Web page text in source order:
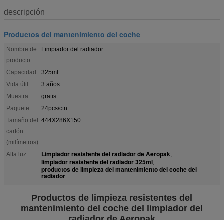
descripción
Productos del mantenimiento del coche
Nombre de
producto:
Limpiador del radiador
Capacidad: 325ml
Vida útil:
3 años
Muestra:
gratis
Paquete:
24pcs/ctn
Tamaño del
cartón
(milímetros):
444X286X150
Alta luz: Limpiador resistente del radiador de Aeropak,
limpiador resistente del radiador 325ml,
productos de limpieza del mantenimiento del coche del
radiador
Productos de limpieza resistentes del
mantenimiento del coche del limpiador del